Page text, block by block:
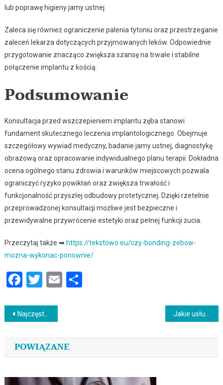
lub poprawę higieny jamy ustnej.
Zaleca się również ograniczenie palenia tytoniu oraz przestrzeganie
zaleceń lekarza dotyczących przyjmowanych leków. Odpowiednie
przygotowanie znacząco zwiększa szansę na trwałe i stabilne
połączenie implantu z kością.
Podsumowanie
Konsultacja przed wszczepieniem implantu zęba stanowi
fundament skutecznego leczenia implantologicznego. Obejmuje
szczegółowy wywiad medyczny, badanie jamy ustnej, diagnostykę
obrazową oraz opracowanie indywidualnego planu terapii. Dokładna
ocena ogólnego stanu zdrowia i warunków miejscowych pozwala
ograniczyć ryzyko powikłań oraz zwiększa trwałość i
funkcjonalność przyszłej odbudowy protetycznej. Dzięki rzetelnie
przeprowadzonej konsultacji możliwe jest bezpieczne i
przewidywalne przywrócenie estetyki oraz pełnej funkcji żucia.
Przeczytaj także ➡ https://tekstowo.eu/czy-bonding-zebow-
mozna-wykonac-ponownie/
Facebook
Twitter
EmailPodziel
Nawigacja
wpisu
Najczęstsze wskazania do leczenia endodontycznego
POWIĄZANE